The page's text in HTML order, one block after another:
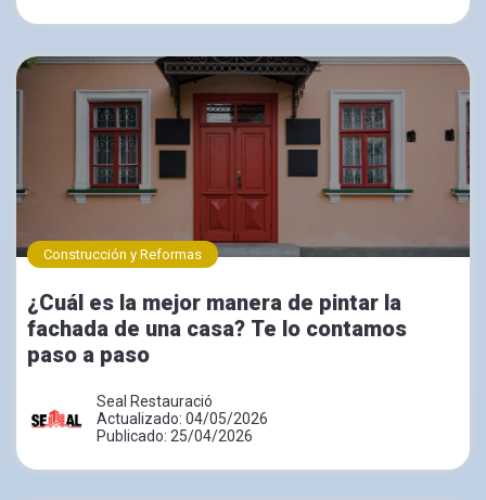
Construcción y Reformas
¿Cuál es la mejor manera de pintar la
fachada de una casa? Te lo contamos
paso a paso
Seal Restauració
Actualizado: 04/05/2026
Publicado: 25/04/2026